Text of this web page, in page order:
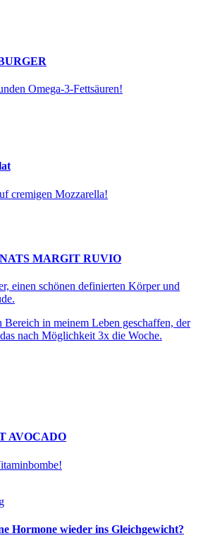
Omega-3-Fettsäuren!
cremigen Mozzarella!
MARGIT RUVIO
einen schönen definierten Körper und
in meinem Leben geschaffen, der
nach Möglichkeit 3x die Woche.
AVOCADO
Hormone wieder ins Gleichgewicht?